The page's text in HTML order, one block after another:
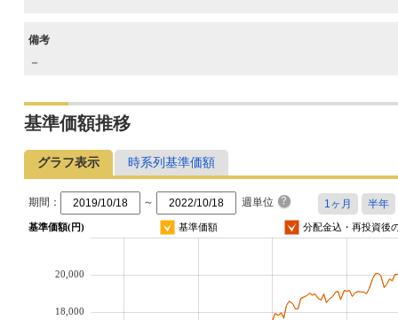
備考
－
基準価額推移
グラフ表示 時系列基準価額
期間： ～ 週単位
基準価額(円) 基準価額 分配金込・再投資後
18,000
20,000